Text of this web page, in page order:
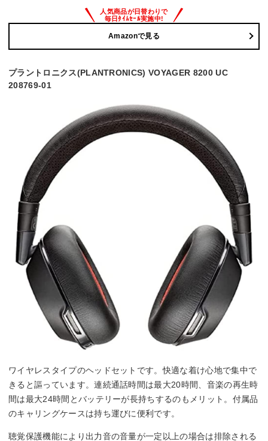
Amazonで見る
プラントロニクス(PLANTRONICS) VOYAGER 8200 UC
208769-01
ワイヤレスタイプのヘッドセットです。快適な着け心地で集中で
きると謳っています。連続通話時間は最大20時間、音楽の再生時
間は最大24時間とバッテリーが長持ちするのもメリット。付属品
のキャリングケースは持ち運びに便利です。
聴覚保護機能により出力音の音量が一定以上の場合は排除される